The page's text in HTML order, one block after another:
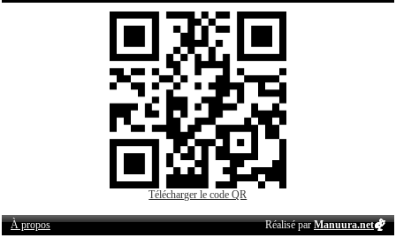
Télécharger le code QR
À propos Réalisé parManuura.net